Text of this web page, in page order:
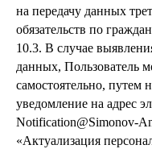
на передачу данных
обязательств по
10.3. В случае
данных, Пользователь
самостоятельно, путем
уведомление на адрес
Notification@Simonov-
«Актуализация